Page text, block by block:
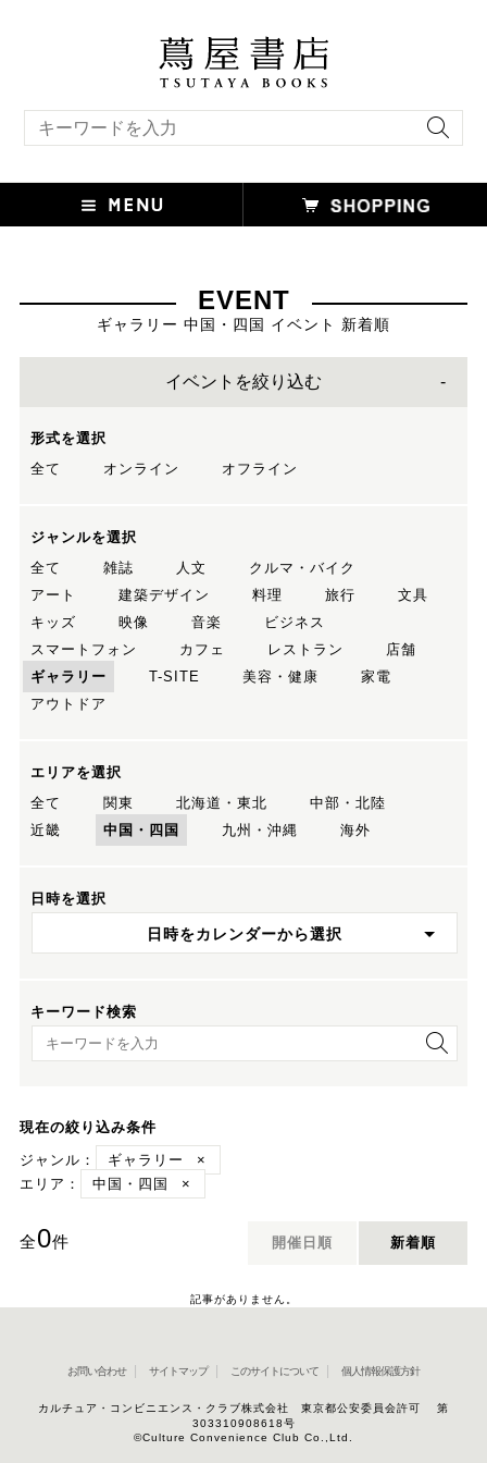
EVENT
ギャラリー 中国・四国 イベント 新着順
イベントを絞り込む
形式を選択
全て
オンライン オフライン
ジャンルを選択
全て
雑誌 人文
クルマ・バイク
アート
建築デザイン 料理 旅行
文具
キッズ
映像 音楽
ビジネス
スマートフォン
カフェ レストラン
店舗
ギャラリー
T-SITE 美容・健康
家電
アウトドア
エリアを選択
全て
関東 北海道・東北
中部・北陸
近畿
中国・四国 九州・沖縄 海外
日時を選択
日時をカレンダーから選択
キーワード検索
キーワード検索
現在の絞り込み条件
ジャンル：
ギャラリー
×
エリア：
中国・四国 ×
全0件 開催日順 新着順
記事がありません。
お問い合わせ サイトマップ このサイトについて 個人情報保護方針
カルチュア・コンビニエンス・クラブ株式会社 東京都公安委員会許可 第
303310908618号
©Culture Convenience Club Co.,Ltd.